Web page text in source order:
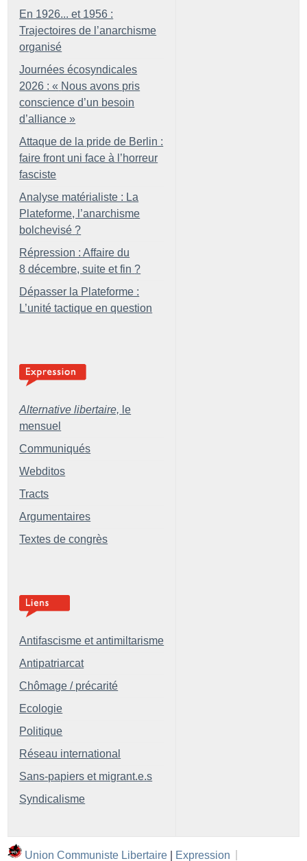
En 1926... et 1956 :
Trajectoires de l’anarchisme
organisé
Journées écosyndicales
2026 : « Nous avons pris
conscience d’un besoin
d’alliance »
Attaque de la pride de Berlin :
faire front uni face à l’horreur
fasciste
Analyse matérialiste : La
Plateforme, l’anarchisme
bolchevisé ?
Répression : Affaire du
8 décembre, suite et fin ?
Dépasser la Plateforme :
L’unité tactique en question
Alternative libertaire, le
mensuel
Communiqués
Webditos
Tracts
Argumentaires
Textes de congrès
Antifascisme et antimiltarisme
Antipatriarcat
Chômage / précarité
Ecologie
Politique
Réseau international
Sans-papiers et migrant.e.s
Syndicalisme
Union Communiste Libertaire | Expression